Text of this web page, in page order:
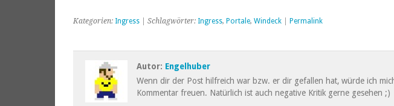
Kategorien: Ingress | Schlagwörter: Ingress, Portale, Windeck Permalink
Autor: Engelhuber
Wenn dir der Post hilfreich war bzw. er dir gefallen hat, würde ich
Kommentar freuen. Natürlich ist auch negative Kritik gerne gesehen ;)